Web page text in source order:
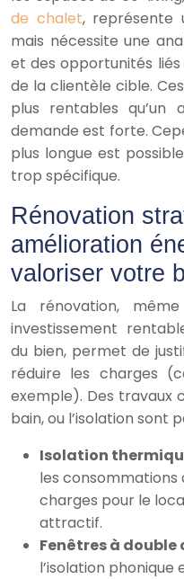
de chalet, représente
mais nécessite une
et des opportunités
de la clientèle cible.
plus rentables qu’un
demande est forte.
plus longue est
trop spécifique.
Rénovation
amélioration
valoriser votre
La rénovation,
investissement
du bien, permet de
réduire les charges
exemple). Des travaux
bain, ou l’isolation sont
Isolation
les consommations
charges pour le
attractif.
Fenêtres à
l’isolation